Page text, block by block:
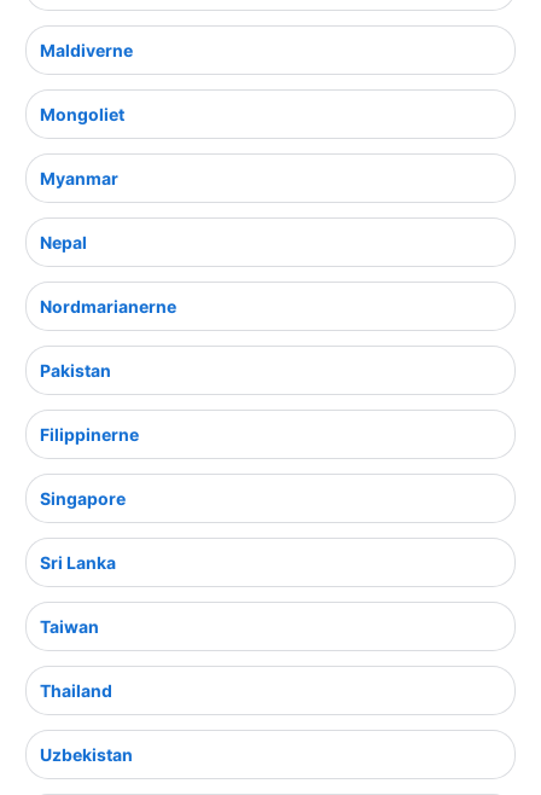
Maldiverne
Mongoliet
Myanmar
Nepal
Nordmarianerne
Pakistan
Filippinerne
Singapore
Sri Lanka
Taiwan
Thailand
Uzbekistan